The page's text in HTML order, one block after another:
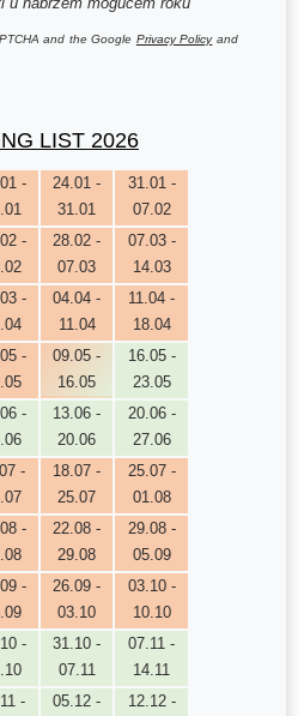
and the Google Privacy Policyand
LIST 2026
-
24.01 -
31.01
31.01 -
07.02
-
28.02 -
07.03
07.03 -
14.03
-
04.04 -
11.04
11.04 -
18.04
-
09.05 -
16.05
16.05 -
23.05
-
13.06 -
20.06
20.06 -
27.06
-
18.07 -
25.07
25.07 -
01.08
-
22.08 -
29.08
29.08 -
05.09
-
26.09 -
03.10
03.10 -
10.10
-
31.10 -
07.11
07.11 -
14.11
-
05.12 -
12.12 -